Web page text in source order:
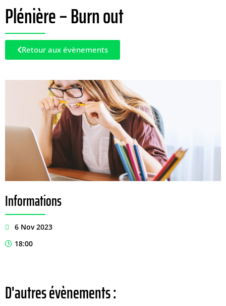
Plénière – Burn out
Retour aux évènements
Informations
6 Nov 2023
18:00
D'autres évènements :